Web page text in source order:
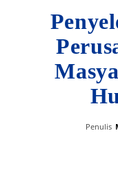
Penulis